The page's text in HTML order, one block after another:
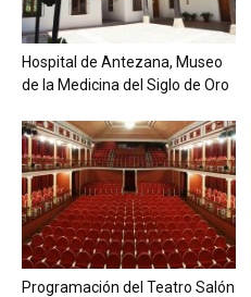
Hospital de Antezana, Museo
de la Medicina del Siglo de Oro
Programación del Teatro Salón